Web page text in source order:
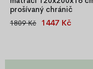
prošívaný chránič
Prošívaný potah na
1809 Kč 1447 Kč